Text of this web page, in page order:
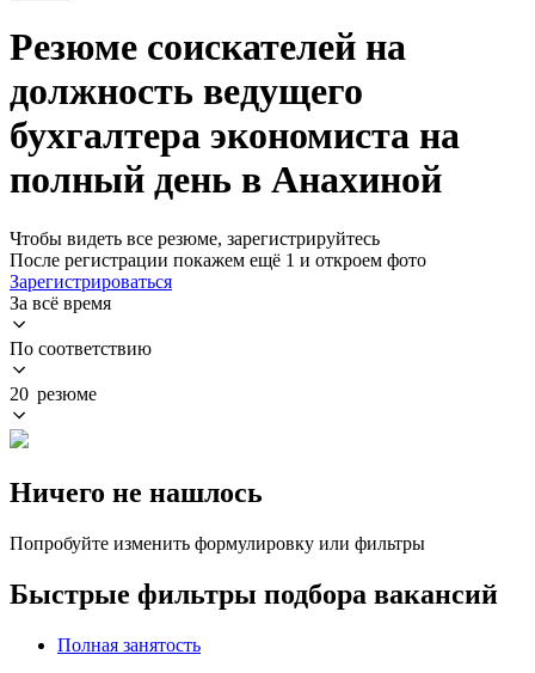
Резюме соискателей на
должность ведущего
бухгалтера экономиста на
полный день в Анахиной
Чтобы видеть все резюме, зарегистрируйтесь
После регистрации покажем ещё 1 и откроем фото
Зарегистрироваться
За всё время
По соответствию
20 резюме
Ничего не нашлось
Попробуйте изменить формулировку или фильтры
Быстрые фильтры подбора вакансий
Полная занятость